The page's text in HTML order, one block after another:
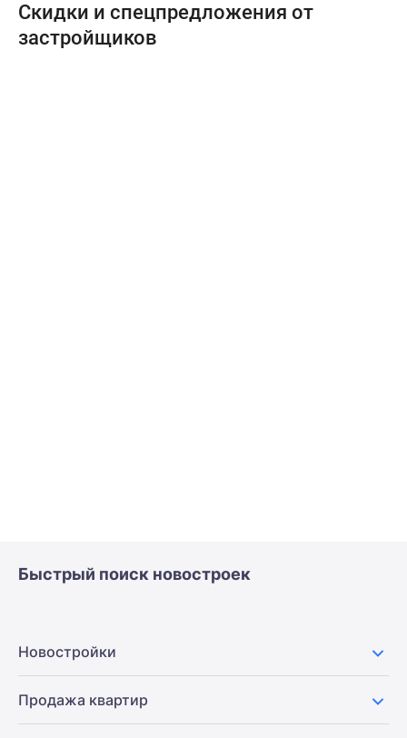
Скидки и спецпредложения от
застройщиков
Быстрый поиск новостроек
Новостройки
Продажа квартир